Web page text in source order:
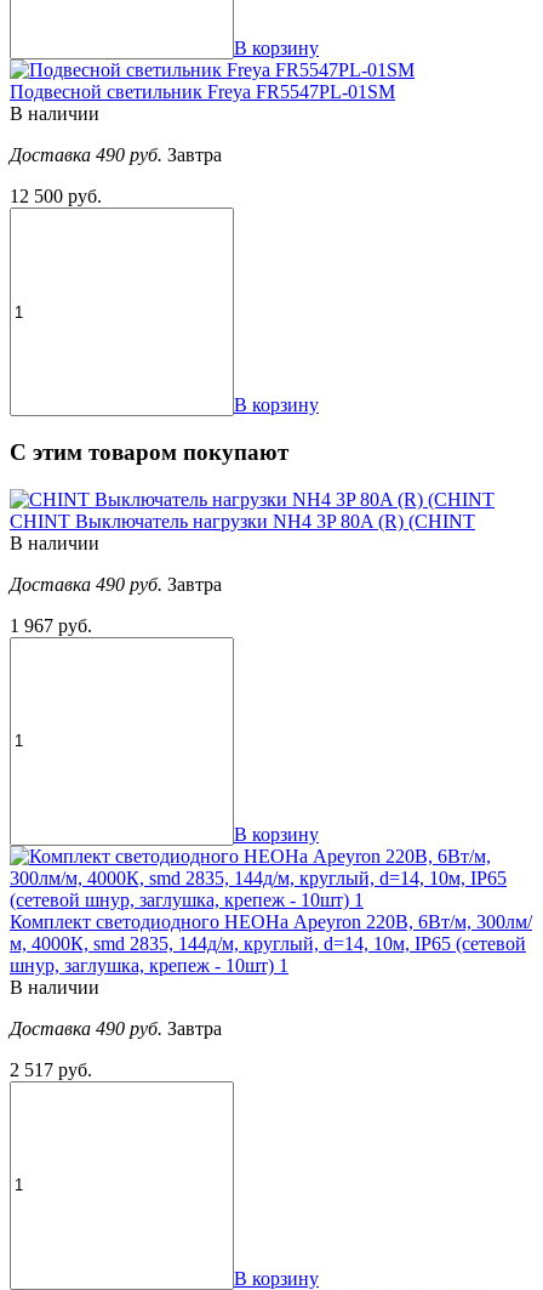
В корзину
Подвесной светильник Freya FR5547PL-01SM
В наличии
Доставка 490 руб. Завтра
12 500 руб.
В корзину
С этим товаром покупают
CHINT Выключатель нагрузки NH4 3P 80A (R) (CHINT
В наличии
Доставка 490 руб. Завтра
1 967 руб.
В корзину
Комплект светодиодного НЕОНа Apeyron 220В, 6Вт/м, 300лм/
м, 4000К, smd 2835, 144д/м, круглый, d=14, 10м, IP65 (сетевой
шнур, заглушка, крепеж - 10шт) 1
В наличии
Доставка 490 руб. Завтра
2 517 руб.
В корзину